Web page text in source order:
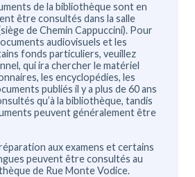
de la bibliothèque sont en
être consultés dans la salle
de Chemin Cappuccini). Pour
audiovisuels et les
fonds particuliers, veuillez
qui ira chercher le matériel
les encyclopédies, les
publiés il y a plus de 60 ans
qu’à la bibliothèque, tandis
peuvent généralement être
aux examens et certains
peuvent être consultés au
de Rue Monte Vodice.